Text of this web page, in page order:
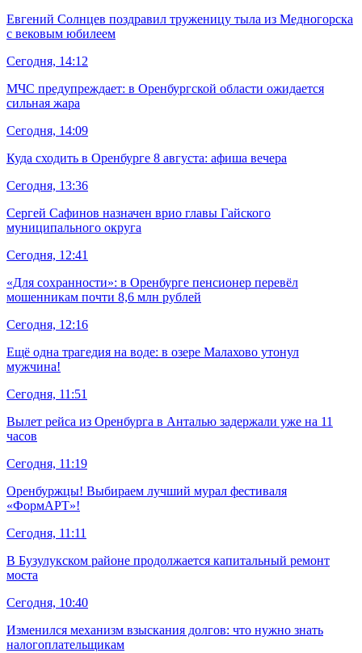
Евгений Солнцев поздравил труженицу тыла из Медногорска
с вековым юбилеем
Сегодня, 14:12
МЧС предупреждает: в Оренбургской области ожидается
сильная жара
Сегодня, 14:09
Куда сходить в Оренбурге 8 августа: афиша вечера
Сегодня, 13:36
Сергей Сафинов назначен врио главы Гайского
муниципального округа
Сегодня, 12:41
«Для сохранности»: в Оренбурге пенсионер перевёл
мошенникам почти 8,6 млн рублей
Сегодня, 12:16
Ещё одна трагедия на воде: в озере Малахово утонул
мужчина!
Сегодня, 11:51
Вылет рейса из Оренбурга в Анталью задержали уже на 11
часов
Сегодня, 11:19
Оренбуржцы! Выбираем лучший мурал фестиваля
«ФормАРТ»!
Сегодня, 11:11
В Бузулукском районе продолжается капитальный ремонт
моста
Сегодня, 10:40
Изменился механизм взыскания долгов: что нужно знать
налогоплательщикам